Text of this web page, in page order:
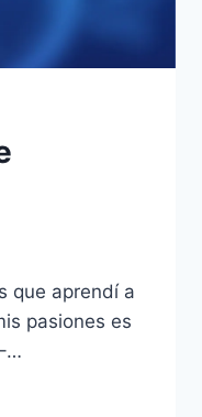
que aprendí a
pasiones es